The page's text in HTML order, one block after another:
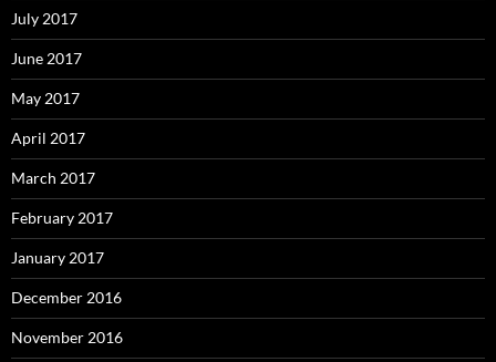
July 2017
June 2017
May 2017
April 2017
March 2017
February 2017
January 2017
December 2016
November 2016